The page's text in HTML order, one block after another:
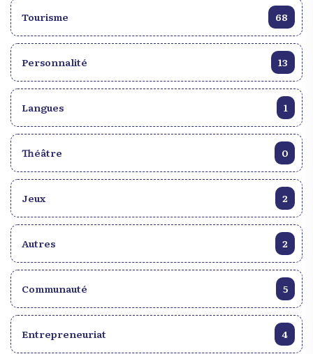
Tourisme 68
Personnalité 13
Langues 1
Théâtre 0
Jeux 2
Autres 2
Communauté 5
Entrepreneuriat 4